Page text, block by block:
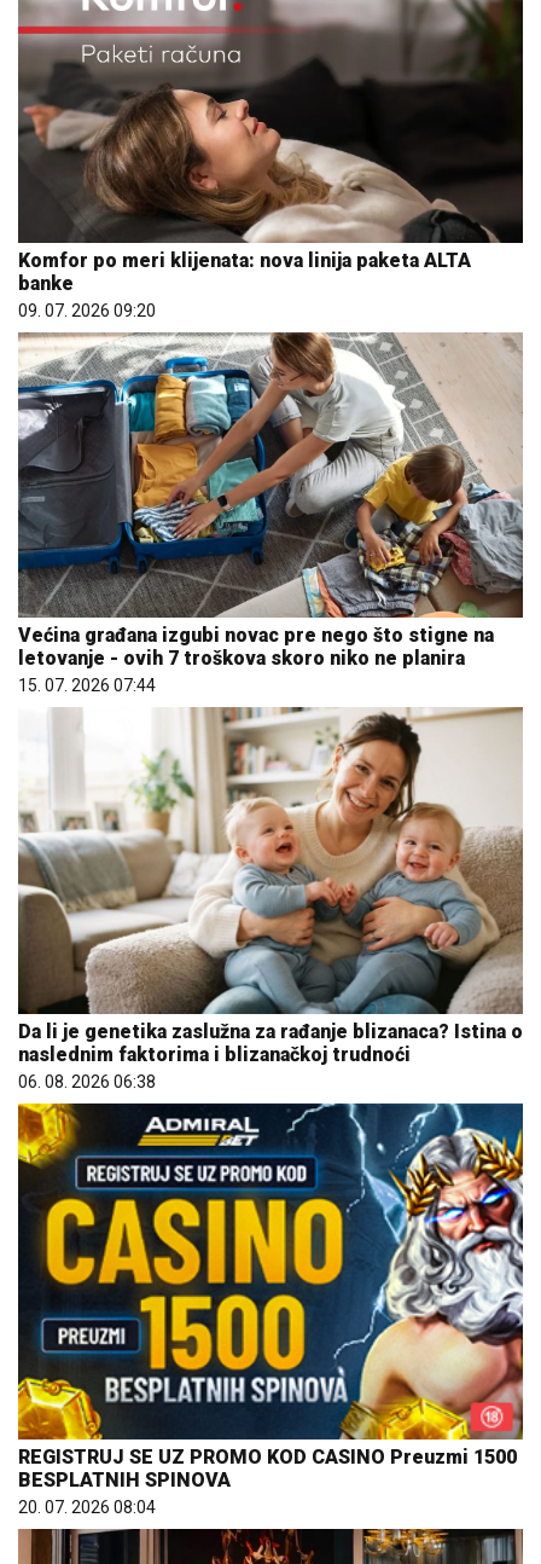
Komfor po meri klijenata: nova linija paketa ALTA
banke
09. 07. 2026 09:20
Većina građana izgubi novac pre nego što stigne na
letovanje - ovih 7 troškova skoro niko ne planira
15. 07. 2026 07:44
Da li je genetika zaslužna za rađanje blizanaca? Istina o
naslednim faktorima i blizanačkoj trudnoći
06. 08. 2026 06:38
REGISTRUJ SE UZ PROMO KOD CASINO Preuzmi 1500
BESPLATNIH SPINOVA
20. 07. 2026 08:04